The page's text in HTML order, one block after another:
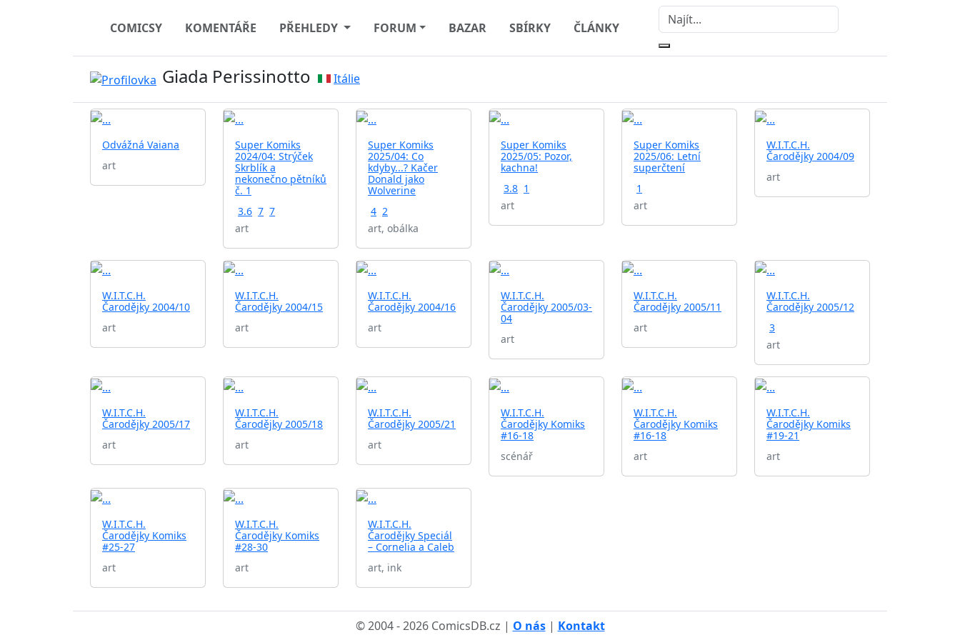
COMICSY KOMENTÁŘE PŘEHLEDY FORUM BAZAR SBÍRKY ČLÁNKY
Giada Perissinotto Itálie
Odvážná Vaiana
art
Super Komiks
2024/04: Strýček
Skrblík a
nekonečno pětníků
č. 1
3.6 7 7
art
Super Komiks
2025/04: Co
kdyby...? Kačer
Donald jako
Wolverine
4 2
art, obálka
Super Komiks
2025/05: Pozor,
kachna!
3.8 1
art
Super Komiks
2025/06: Letní
superčtení
1
art
W.I.T.C.H.
Čarodějky 2004/09
art
W.I.T.C.H.
Čarodějky 2004/10
art
W.I.T.C.H.
Čarodějky 2004/15
art
W.I.T.C.H.
Čarodějky 2004/16
art
W.I.T.C.H.
Čarodějky 2005/03-
04
art
W.I.T.C.H.
Čarodějky 2005/11
art
W.I.T.C.H.
Čarodějky 2005/12
3
art
W.I.T.C.H.
Čarodějky 2005/17
art
W.I.T.C.H.
Čarodějky 2005/18
art
W.I.T.C.H.
Čarodějky 2005/21
art
W.I.T.C.H.
Čarodějky Komiks
#16-18
scénář
W.I.T.C.H.
Čarodějky Komiks
#16-18
art
W.I.T.C.H.
Čarodějky Komiks
#19-21
art
W.I.T.C.H.
Čarodějky Komiks
#25-27
art
W.I.T.C.H.
Čarodějky Komiks
#28-30
art
W.I.T.C.H.
Čarodějky Speciál
– Cornelia a Caleb
art, ink
© 2004 - 2026 ComicsDB.cz | O nás| Kontakt